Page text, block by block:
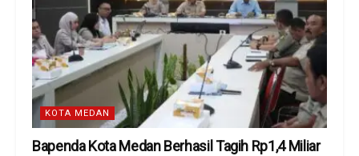
KOTA MEDAN
Bapenda Kota Medan Berhasil Tagih Rp1,4 Miliar